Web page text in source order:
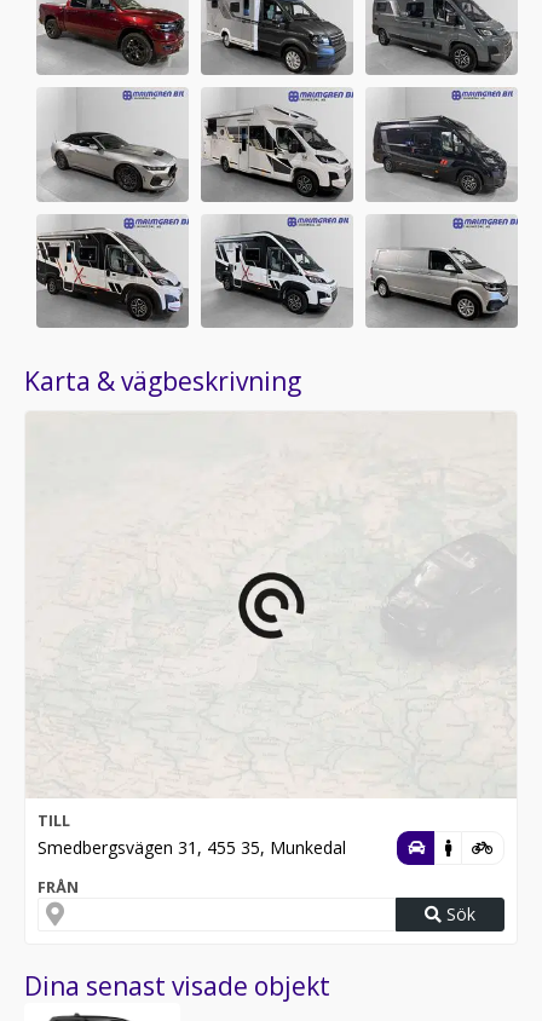
Karta & vägbeskrivning
TILL
Smedbergsvägen 31, 455 35, Munkedal
FRÅN
Sök
Dina senast visade objekt